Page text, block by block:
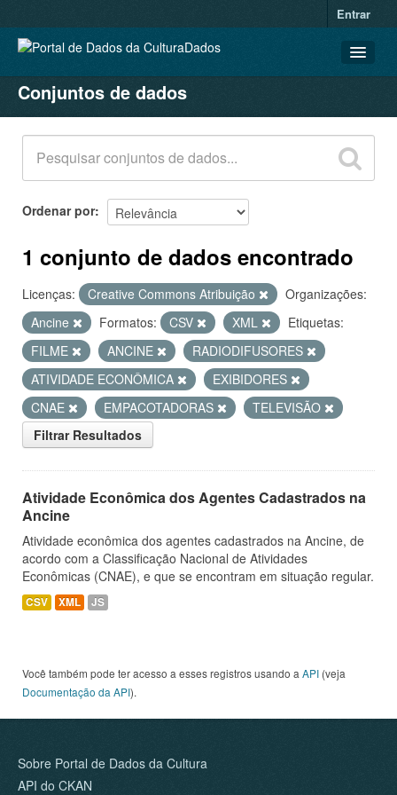
Entrar
CONJUNTOS DE DADOS
ORGANIZAÇÕES
GRUPOS
SOBRE
Conjuntos de dados
Ordenar por
1 conjunto de dados encontrado
Licenças: Creative Commons Atribuição
Organizações:
Ancine
Formatos: CSV XML
Etiquetas:
FILME
ANCINE
RADIODIFUSORES
ATIVIDADE ECONÔMICA
EXIBIDORES
CNAE
EMPACOTADORAS
TELEVISÃO
Filtrar Resultados
Atividade Econômica dos Agentes Cadastrados na
Ancine
Atividade econômica dos agentes cadastrados na Ancine, de
acordo com a Classificação Nacional de Atividades
Econômicas (CNAE), e que se encontram em situação regular.
CSV XML JS
Você também pode ter acesso a esses registros usando a API (veja
Documentação da API).
Sobre Portal de Dados da Cultura
API do CKAN